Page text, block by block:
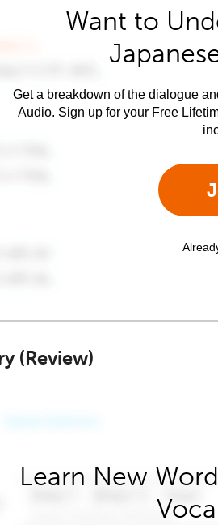
Want to
Get a breakdown of the dialogue
Audio. Sign up for your Free
(Review)
Learn New